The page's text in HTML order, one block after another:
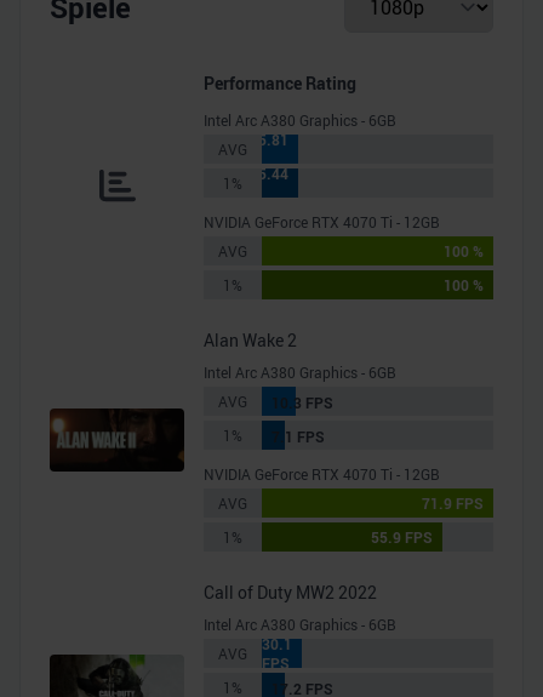
Performance Rating
Intel Arc A380 Graphics - 6GB
AVG
15.81
1%
15.44
NVIDIA GeForce RTX 4070 Ti - 12GB
AVG
100 %
1%
100 %
Alan Wake 2
Intel Arc A380 Graphics - 6GB
AVG
10.3 FPS
1%
7.1 FPS
NVIDIA GeForce RTX 4070 Ti - 12GB
AVG
71.9 FPS
1%
55.9 FPS
Call of Duty MW2 2022
Intel Arc A380 Graphics - 6GB
AVG
30.1
FPS
1%
17.2 FPS